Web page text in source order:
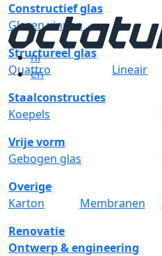
nl
en
Constructief glas
Glazen vinnen
Structureel glas
Quattro
Lineair
Staalconstructies
Koepels
Vrije vorm
Gebogen glas
Overige
Karton
Membranen
Renovatie
Ontwerp & engineering